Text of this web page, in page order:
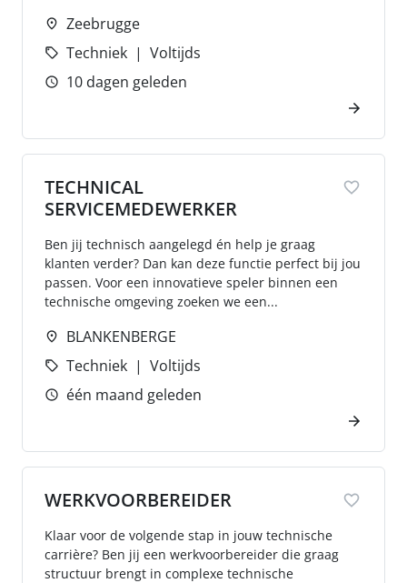
Zeebrugge
Techniek
Voltijds
10 dagen geleden
TECHNICAL
SERVICEMEDEWERKER
Ben jij technisch aangelegd én help je graag
klanten verder? Dan kan deze functie perfect bij jou
passen. Voor een innovatieve speler binnen een
technische omgeving zoeken we een...
BLANKENBERGE
Techniek
Voltijds
één maand geleden
WERKVOORBEREIDER
Klaar voor de volgende stap in jouw technische
carrière? Ben jij een werkvoorbereider die graag
structuur brengt in complexe technische